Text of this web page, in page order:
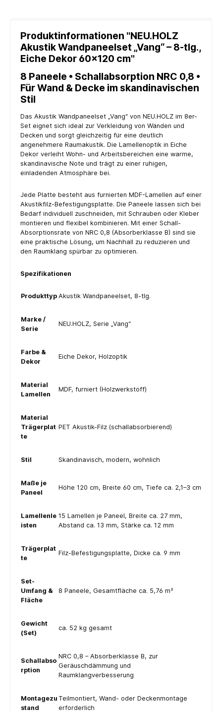
Produktinformationen "NEU.HOLZ
Akustik Wandpaneelset „Vang“ – 8-tlg.,
Eiche Dekor 60×120 cm"
8 Paneele • Schallabsorption NRC 0,8 •
Für Wand & Decke im skandinavischen
Stil
Das Akustik Wandpaneelset „Vang“ von NEU.HOLZ im 8er-
Set eignet sich ideal zur Verkleidung von Wänden und
Decken und sorgt gleichzeitig für eine deutlich
angenehmere Raumakustik. Die Lamellenoptik in Eiche
Dekor verleiht Wohn- und Arbeitsbereichen eine warme,
skandinavische Note und trägt zu einer ruhigen,
einladenden Atmosphäre bei.
Jede Platte besteht aus furnierten MDF-Lamellen auf einer
Akustikfilz-Befestigungsplatte. Die Paneele lassen sich bei
Bedarf individuell zuschneiden, mit Schrauben oder Kleber
montieren und flexibel kombinieren. Mit einer Schall-
Absorptionsrate von NRC 0,8 (Absorberklasse B) sind sie
eine praktische Lösung, um Nachhall zu reduzieren und
den Raumklang spürbar zu optimieren.
Spezifikationen
Produkttyp Akustik Wandpaneelset, 8-tlg.
Marke /
Serie
NEU.HOLZ, Serie „Vang“
Farbe &
Dekor
Eiche Dekor, Holzoptik
Material
Lamellen
MDF, furniert (Holzwerkstoff)
Material
Trägerplat
te
PET Akustik-Filz (schallabsorbierend)
Stil Skandinavisch, modern, wohnlich
Maße je
Paneel
Höhe 120 cm, Breite 60 cm, Tiefe ca. 2,1–3 cm
Lamellenle
isten
15 Lamellen je Paneel, Breite ca. 27 mm,
Abstand ca. 13 mm, Stärke ca. 12 mm
Trägerplat
te
Filz-Befestigungsplatte, Dicke ca. 9 mm
Set-
Umfang &
Fläche
8 Paneele, Gesamtfläche ca. 5,76 m²
Gewicht
(Set)
ca. 52 kg gesamt
Schallabso
rption
NRC 0,8 – Absorberklasse B, zur
Geräuschdämmung und
Raumklangverbesserung
Montagezu
stand
Teilmontiert, Wand- oder Deckenmontage
erforderlich